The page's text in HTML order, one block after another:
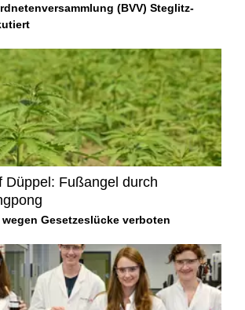
(BVV) Steglitz-
Düppel: Fußangel durch
Gesetzeslücke verboten